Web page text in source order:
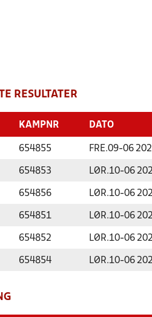
RESULTATER
KAMPNR DATO
654855 FRE.09-06
654853 LØR.10-06
654856 LØR.10-06
654851 LØR.10-06
654852 LØR.10-06
654854 LØR.10-06